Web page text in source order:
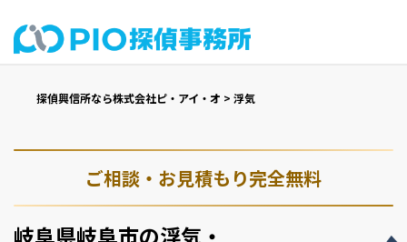
探偵興信所なら株式会社ピ・アイ・オ > 浮気
ご相談・お見積もり完全無料
岐阜県岐阜市の浮気・